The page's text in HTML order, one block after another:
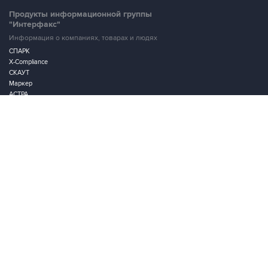
Продукты информационной группы
"Интерфакс"
Информация о компаниях, товарах и людях
СПАРК
X-Compliance
СКАУТ
Маркер
АСТРА